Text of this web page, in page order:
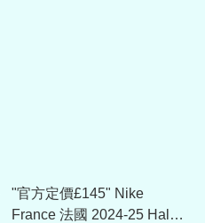
"官方定價£145" Nike
France 法國 2024-25 Halo